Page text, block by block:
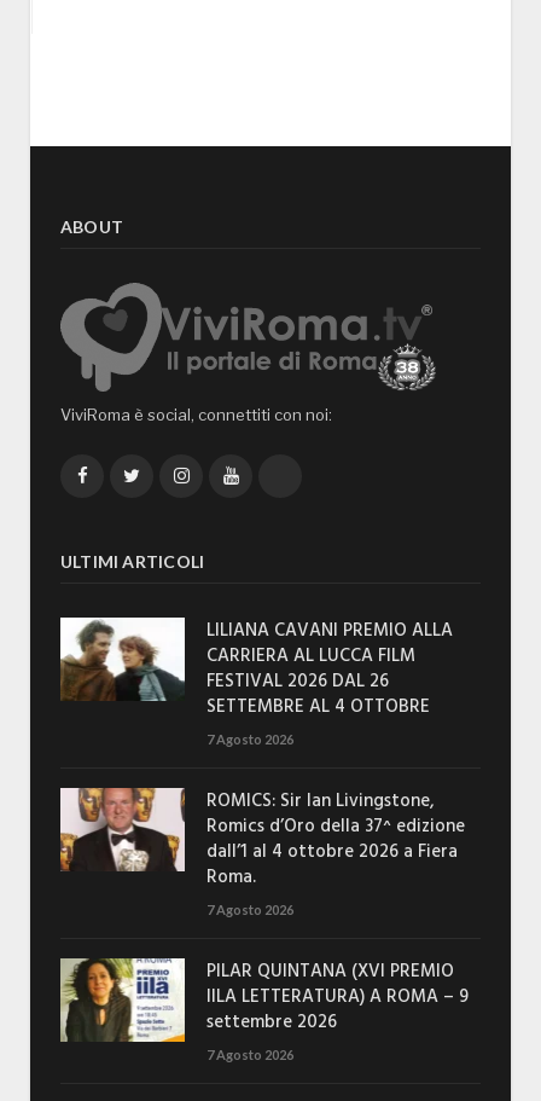
ABOUT
ViviRoma è social, connettiti con noi:
FacebookTwitterInstagramYouTube
ULTIMI ARTICOLI
LILIANA CAVANI PREMIO ALLA
CARRIERA AL LUCCA FILM
FESTIVAL 2026 DAL 26
SETTEMBRE AL 4 OTTOBRE
7 Agosto 2026
ROMICS: Sir Ian Livingstone,
Romics d’Oro della 37^ edizione
dall’1 al 4 ottobre 2026 a Fiera
Roma.
7 Agosto 2026
PILAR QUINTANA (XVI PREMIO
IILA LETTERATURA) A ROMA – 9
settembre 2026
7 Agosto 2026